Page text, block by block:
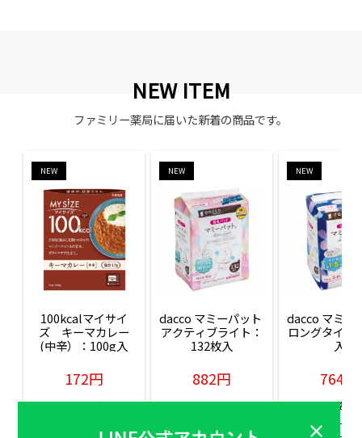
NEW ITEM
ファミリー薬局に届いた新着の商品です。
NEW
100kcalマイサイ
ズ　キーマカレー
(中辛）：100g入
172円
販売価格(税込)
NEW
dacco マミーパット
アクティブライト：
132枚入
882円
販売価格(税込)
NEW
dacco マミー
ロングタイム
入
764円
販売価格(税